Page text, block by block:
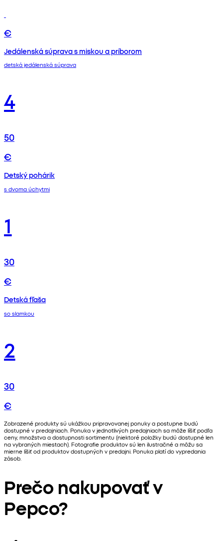
€
Jedálenská súprava s miskou a príborom
detská jedálenská súprava
4
50
€
Detský pohárik
s dvoma úchytmi
1
30
€
Detská fľaša
so slamkou
2
30
€
Zobrazené produkty sú ukážkou pripravovanej ponuky a postupne budú
dostupné v predajniach. Ponuka v jednotlivých predajniach sa môže líšiť podľa
ceny, množstva a dostupnosti sortimentu (niektoré položky budú dostupné len
na vybraných miestach). Fotografie produktov sú len ilustračné a môžu sa
mierne líšiť od produktov dostupných v predajni. Ponuka platí do vypredania
zásob.
Prečo nakupovať v
Pepco?